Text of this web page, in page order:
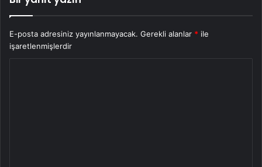
E-posta adresiniz yayınlanmayacak. Gerekli alanlar * ile
işaretlenmişlerdir